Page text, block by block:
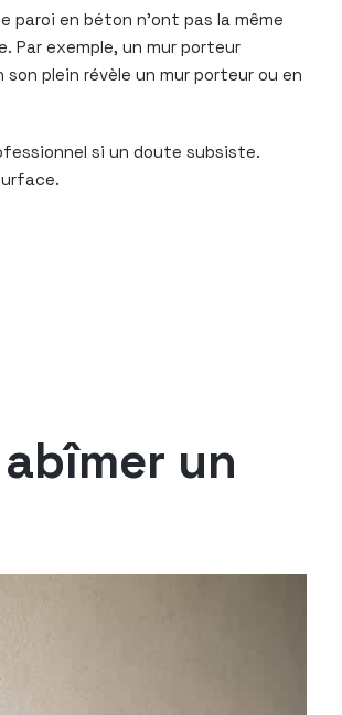
paroi en béton n’ont pas la même
exemple, un mur porteur
plein révèle un mur porteur ou en
si un doute subsiste.
un